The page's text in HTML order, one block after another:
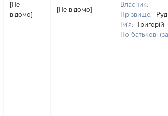
[Не
відомо]
[Не відомо]
Власник:
Прізвище:
Ім'я:
Григорій
По батькові